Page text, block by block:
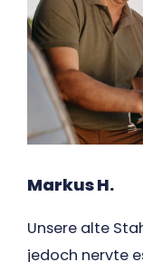
Markus H.
Unsere alte
jedoch nervte